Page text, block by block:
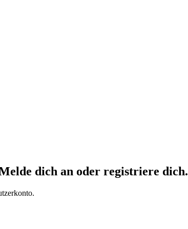
dich an oder registriere dich.